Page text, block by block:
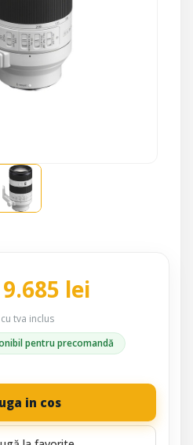
lei
tva inclus
pentru precomandă
in cos